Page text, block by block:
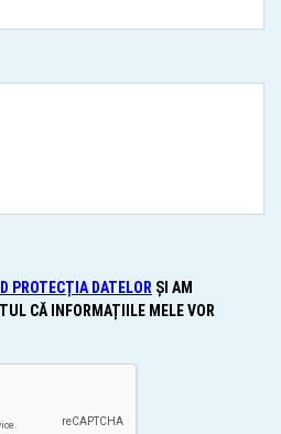
PROTECȚIA DATELOR ȘI AM
CĂ INFORMAȚIILE MELE VOR